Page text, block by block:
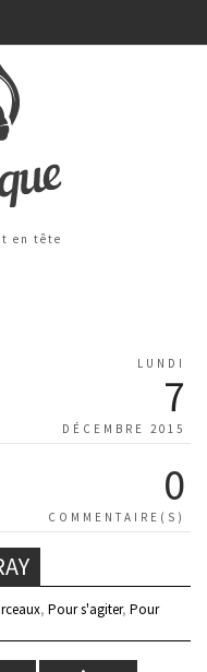
en tête
LUNDI
7
DÉCEMBRE 2015
0
COMMENTAIRE(S)
, Pour s'agiter, Pour